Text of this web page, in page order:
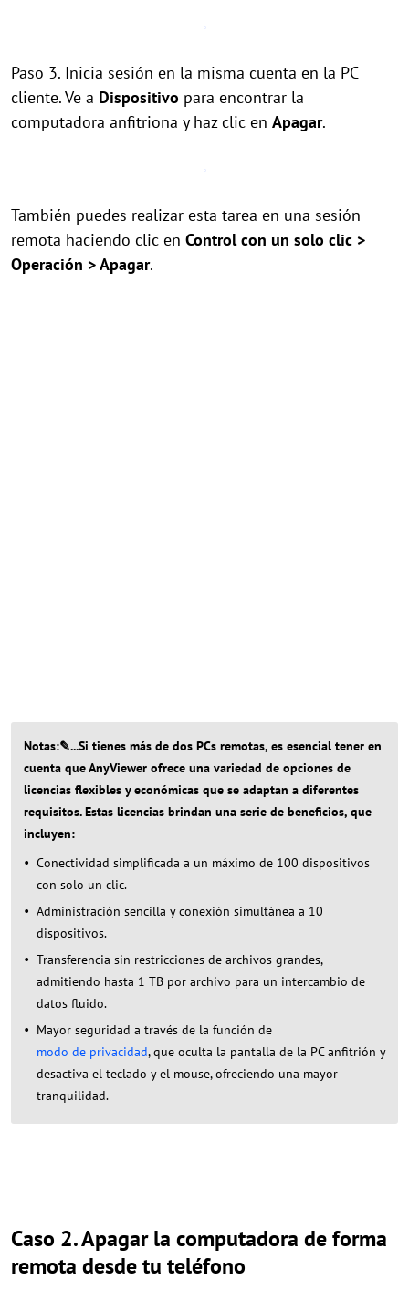
Paso 3. Inicia sesión en la misma cuenta en la PC
cliente. Ve a Dispositivo para encontrar la
computadora anfitriona y haz clic en Apagar.
También puedes realizar esta tarea en una sesión
remota haciendo clic en Control con un solo clic >
Operación > Apagar.
Notas:✎...Si tienes más de dos PCs remotas, es esencial tener en
cuenta que AnyViewer ofrece una variedad de opciones de
licencias flexibles y económicas que se adaptan a diferentes
requisitos. Estas licencias brindan una serie de beneficios, que
incluyen:
Conectividad simplificada a un máximo de 100 dispositivos
con solo un clic.
Administración sencilla y conexión simultánea a 10
dispositivos.
Transferencia sin restricciones de archivos grandes,
admitiendo hasta 1 TB por archivo para un intercambio de
datos fluido.
Mayor seguridad a través de la función de
modo de privacidad, que oculta la pantalla de la PC anfitrión y
desactiva el teclado y el mouse, ofreciendo una mayor
tranquilidad.
Caso 2. Apagar la computadora de forma
remota desde tu teléfono